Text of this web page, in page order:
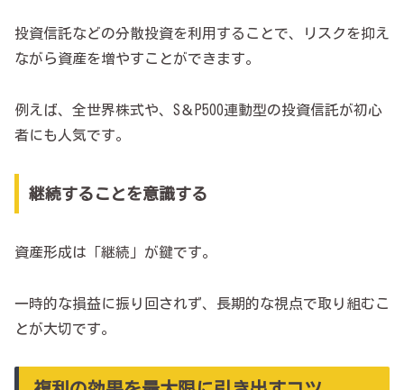
投資信託などの分散投資を利用することで、リスクを抑え
ながら資産を増やすことができます。
例えば、全世界株式や、S＆P500連動型の投資信託が初心
者にも人気です。
継続することを意識する
資産形成は「継続」が鍵です。
一時的な損益に振り回されず、長期的な視点で取り組むこ
とが大切です。